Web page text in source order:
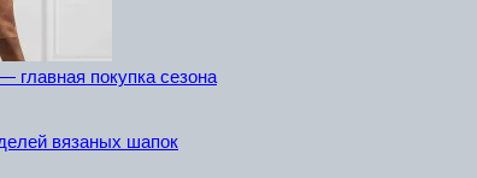
главная покупка сезона
вязаных шапок